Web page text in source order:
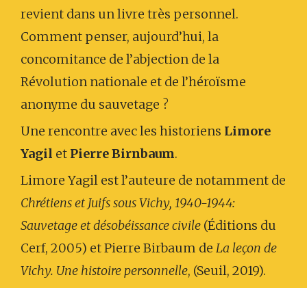
revient dans un livre très personnel.
Comment penser, aujourd’hui, la
concomitance de l’abjection de la
Révolution nationale et de l’héroïsme
anonyme du sauvetage ?
Une rencontre avec les historiens Limore
Yagil et Pierre Birnbaum.
Limore Yagil est l’auteure de notamment de
Chrétiens et Juifs sous Vichy, 1940-1944:
Sauvetage et désobéissance civile (Éditions du
Cerf, 2005) et Pierre Birbaum de La leçon de
Vichy. Une histoire personnelle, (Seuil, 2019).